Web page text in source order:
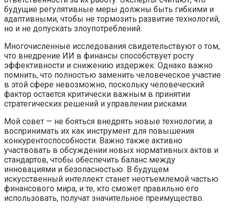
будущие регулятивные меры должны быть гибкими и
адаптивными, чтобы не тормозить развитие технологий,
но и не допускать злоупотреблений.
Многочисленные исследования свидетельствуют о том,
что внедрение ИИ в финансы способствует росту
эффективности и снижению издержек. Однако важно
помнить, что полностью заменить человеческое участие
в этой сфере невозможно, поскольку человеческий
фактор остается критически важным в принятии
стратегических решений и управлении рисками.
Мой совет — не бояться внедрять новые технологии, а
воспринимать их как инструмент для повышения
конкурентоспособности. Важно также активно
участвовать в обсуждении новых нормативных актов и
стандартов, чтобы обеспечить баланс между
инновациями и безопасностью. В будущем
искусственный интеллект станет неотъемлемой частью
финансового мира, и те, кто сможет правильно его
использовать, получат значительное преимущество.